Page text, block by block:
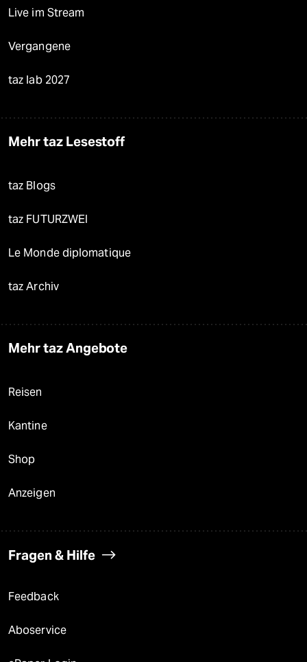
Live im Stream
Vergangene
taz lab 2027
Mehr taz Lesestoff
taz Blogs
taz FUTURZWEI
Le Monde diplomatique
taz Archiv
Mehr taz Angebote
Reisen
Kantine
Shop
Anzeigen
Fragen & Hilfe
Feedback
Aboservice